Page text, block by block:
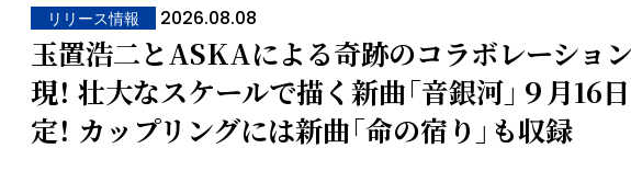
リリース情報 2026.08.08
玉置浩二とASKAによる奇跡のコラボレーショ
現！ 壮大なスケールで描く新曲「音銀河」９月16
定！ カップリングには新曲「命の宿り」も収録